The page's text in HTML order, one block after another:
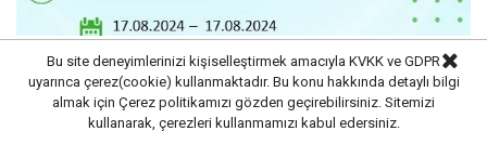
Bu site deneyimlerinizi kişiselleştirmek amacıyla KVKK ve GDPR
uyarınca çerez(cookie) kullanmaktadır. Bu konu hakkında detaylı bilgi
almak için Çerez politikamızı gözden geçirebilirsiniz. Sitemizi
kullanarak, çerezleri kullanmamızı kabul edersiniz.